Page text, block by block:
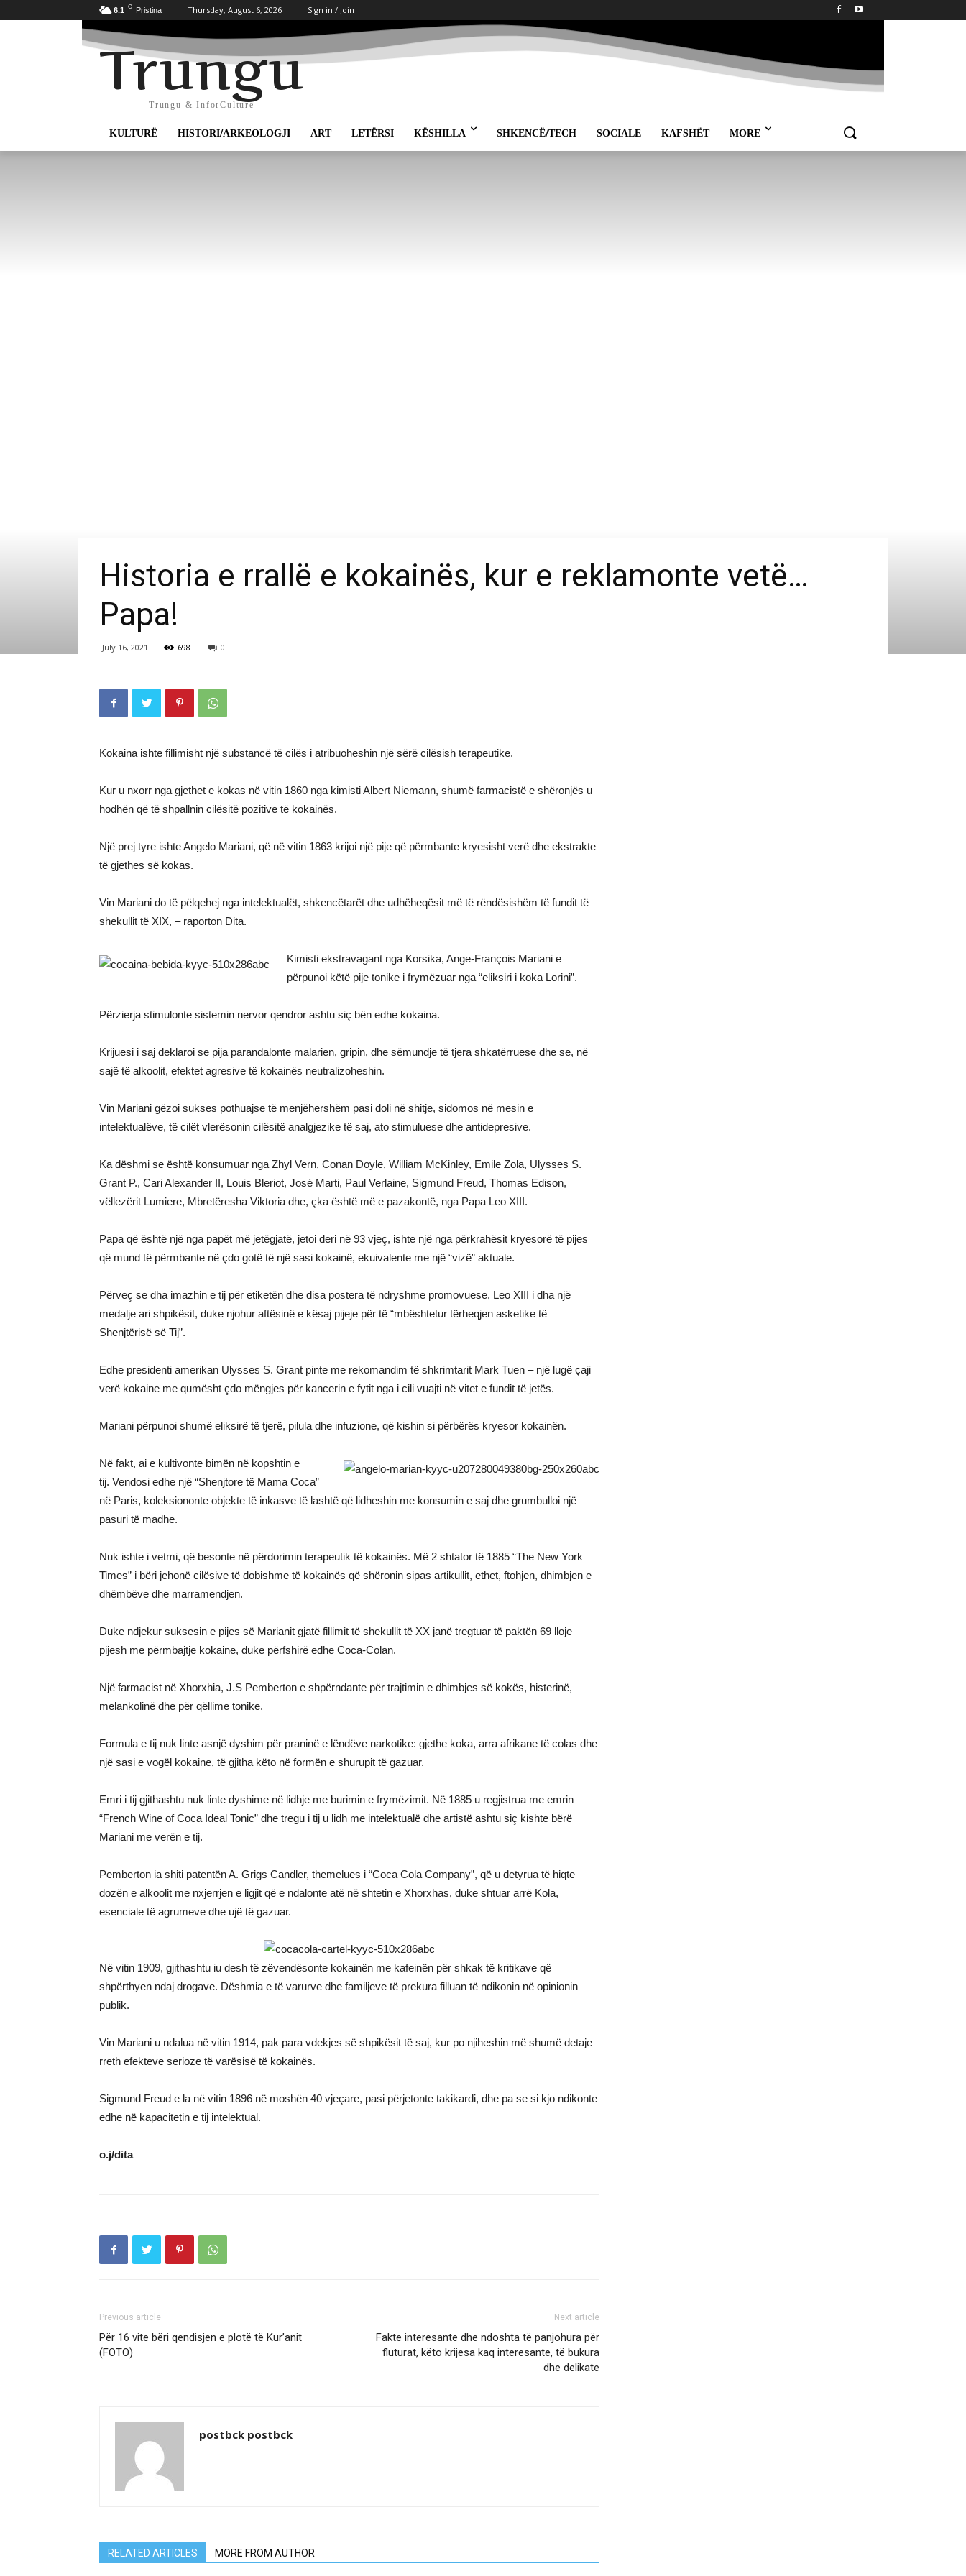
6.1 C Pristina Thursday, August 6, 2026 Sign in / Join
Trungu
Trungu & InforCulture
KULTURË HISTORI/ARKEOLOGJI ART LETËRSI KËSHILLA SHKENCË/TECH SOCIALE KAFSHËT MORE
Historia e rrallë e kokainës, kur e reklamonte vetë…
Papa!
July 16, 2021 698 0
Kokaina ishte fillimisht një substancë të cilës i atribuoheshin një sërë cilësish terapeutike.
Kur u nxorr nga gjethet e kokas në vitin 1860 nga kimisti Albert Niemann, shumë farmacistë e shëronjës u
hodhën që të shpallnin cilësitë pozitive të kokainës.
Një prej tyre ishte Angelo Mariani, që në vitin 1863 krijoi një pije që përmbante kryesisht verë dhe ekstrakte
të gjethes së kokas.
Vin Mariani do të pëlqehej nga intelektualët, shkencëtarët dhe udhëheqësit më të rëndësishëm të fundit të
shekullit të XIX, – raporton Dita.
Kimisti ekstravagant nga Korsika, Ange-François Mariani e
përpunoi këtë pije tonike i frymëzuar nga “eliksiri i koka Lorini”.
Përzierja stimulonte sistemin nervor qendror ashtu siç bën edhe kokaina.
Krijuesi i saj deklaroi se pija parandalonte malarien, gripin, dhe sëmundje të tjera shkatërruese dhe se, në
sajë të alkoolit, efektet agresive të kokainës neutralizoheshin.
Vin Mariani gëzoi sukses pothuajse të menjëhershëm pasi doli në shitje, sidomos në mesin e
intelektualëve, të cilët vlerësonin cilësitë analgjezike të saj, ato stimuluese dhe antidepresive.
Ka dëshmi se është konsumuar nga Zhyl Vern, Conan Doyle, William McKinley, Emile Zola, Ulysses S.
Grant P., Cari Alexander II, Louis Bleriot, José Marti, Paul Verlaine, Sigmund Freud, Thomas Edison,
vëllezërit Lumiere, Mbretëresha Viktoria dhe, çka është më e pazakontë, nga Papa Leo XIII.
Papa që është një nga papët më jetëgjatë, jetoi deri në 93 vjeç, ishte një nga përkrahësit kryesorë të pijes
që mund të përmbante në çdo gotë të një sasi kokainë, ekuivalente me një “vizë” aktuale.
Përveç se dha imazhin e tij për etiketën dhe disa postera të ndryshme promovuese, Leo XIII i dha një
medalje ari shpikësit, duke njohur aftësinë e kësaj pijeje për të “mbështetur tërheqjen asketike të
Shenjtërisë së Tij”.
Edhe presidenti amerikan Ulysses S. Grant pinte me rekomandim të shkrimtarit Mark Tuen – një lugë çaji
verë kokaine me qumësht çdo mëngjes për kancerin e fytit nga i cili vuajti në vitet e fundit të jetës.
Mariani përpunoi shumë eliksirë të tjerë, pilula dhe infuzione, që kishin si përbërës kryesor kokainën.
Në fakt, ai e kultivonte bimën në kopshtin e
tij. Vendosi edhe një “Shenjtore të Mama Coca”
në Paris, koleksiononte objekte të inkasve të lashtë që lidheshin me konsumin e saj dhe grumbulloi një
pasuri të madhe.
Nuk ishte i vetmi, që besonte në përdorimin terapeutik të kokainës. Më 2 shtator të 1885 “The New York
Times” i bëri jehonë cilësive të dobishme të kokainës që shëronin sipas artikullit, ethet, ftohjen, dhimbjen e
dhëmbëve dhe marramendjen.
Duke ndjekur suksesin e pijes së Marianit gjatë fillimit të shekullit të XX janë tregtuar të paktën 69 lloje
pijesh me përmbajtje kokaine, duke përfshirë edhe Coca-Colan.
Një farmacist në Xhorxhia, J.S Pemberton e shpërndante për trajtimin e dhimbjes së kokës, histerinë,
melankolinë dhe për qëllime tonike.
Formula e tij nuk linte asnjë dyshim për praninë e lëndëve narkotike: gjethe koka, arra afrikane të colas dhe
një sasi e vogël kokaine, të gjitha këto në formën e shurupit të gazuar.
Emri i tij gjithashtu nuk linte dyshime në lidhje me burimin e frymëzimit. Në 1885 u regjistrua me emrin
“French Wine of Coca Ideal Tonic” dhe tregu i tij u lidh me intelektualë dhe artistë ashtu siç kishte bërë
Mariani me verën e tij.
Pemberton ia shiti patentën A. Grigs Candler, themelues i “Coca Cola Company”, që u detyrua të hiqte
dozën e alkoolit me nxjerrjen e ligjit që e ndalonte atë në shtetin e Xhorxhas, duke shtuar arrë Kola,
esenciale të agrumeve dhe ujë të gazuar.
Në vitin 1909, gjithashtu iu desh të zëvendësonte kokainën me kafeinën për shkak të kritikave që
shpërthyen ndaj drogave. Dëshmia e të varurve dhe familjeve të prekura filluan të ndikonin në opinionin
publik.
Vin Mariani u ndalua në vitin 1914, pak para vdekjes së shpikësit të saj, kur po njiheshin më shumë detaje
rreth efekteve serioze të varësisë të kokainës.
Sigmund Freud e la në vitin 1896 në moshën 40 vjeçare, pasi përjetonte takikardi, dhe pa se si kjo ndikonte
edhe në kapacitetin e tij intelektual.
o.j/dita
Previous article
Për 16 vite bëri qendisjen e plotë të Kur’anit
(FOTO)
Next article
Fakte interesante dhe ndoshta të panjohura për
fluturat, këto krijesa kaq interesante, të bukura
dhe delikate
postbck postbck
RELATED ARTICLES MORE FROM AUTHOR